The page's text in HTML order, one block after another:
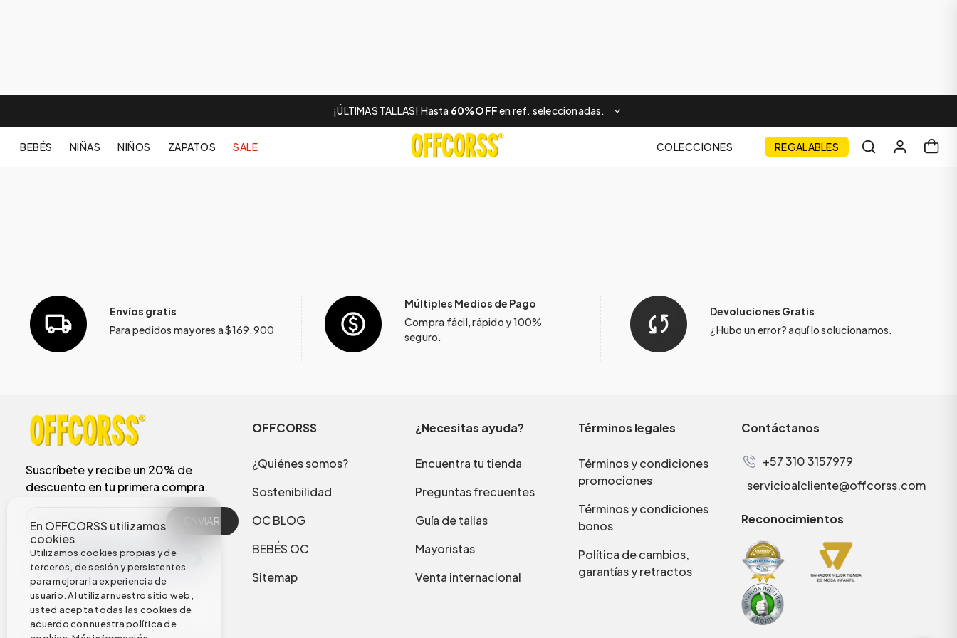
¡ÚLTIMAS TALLAS! Hasta 60%OFFen ref. seleccionadas.
BEBÉS NIÑAS NIÑOS ZAPATOS SALE COLECCIONES REGALABLES
En OFFCORSS utilizamos
cookies
Utilizamos cookies propias y de
terceros, de sesión y persistentes
para mejorar la experiencia de
usuario. Al utilizar nuestro sitio web,
usted acepta todas las cookies de
acuerdo con nuestra política de
Envíos gratis
Para pedidos mayores a $169.900
Múltiples Medios de Pago
Compra fácil, rápido y 100%
seguro.
Devoluciones Gratis
¿Hubo un error?aquílo solucionamos.
Suscríbete y recibe un 20% de
descuento en tu primera compra.
ENVIAR
OFFCORSS
¿Quiénes somos?
Sostenibilidad
OC BLOG
BEBÉS OC
Sitemap
¿Necesitas ayuda?
Encuentra tu tienda
Preguntas frecuentes
Guía de tallas
Mayoristas
Venta internacional
Términos legales
Términos y condiciones
promociones
Términos y condiciones
bonos
Política de cambios,
garantías y retractos
Contáctanos
+57 310 3157979
servicioalcliente@offcorss.com
Reconocimientos